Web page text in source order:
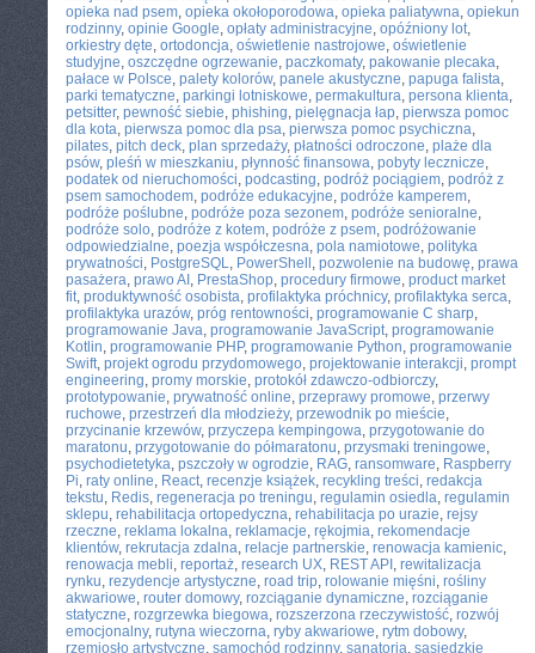
opieka nad psem, opieka okołoporodowa, opieka paliatywna, opiekun
rodzinny, opinie Google, opłaty administracyjne, opóźniony lot,
orkiestry dęte, ortodoncja, oświetlenie nastrojowe, oświetlenie
studyjne, oszczędne ogrzewanie, paczkomaty, pakowanie plecaka,
pałace w Polsce, palety kolorów, panele akustyczne, papuga falista,
parki tematyczne, parkingi lotniskowe, permakultura, persona klienta,
petsitter, pewność siebie, phishing, pielęgnacja łap, pierwsza pomoc
dla kota, pierwsza pomoc dla psa, pierwsza pomoc psychiczna,
pilates, pitch deck, plan sprzedaży, płatności odroczone, plaże dla
psów, pleśń w mieszkaniu, płynność finansowa, pobyty lecznicze,
podatek od nieruchomości, podcasting, podróż pociągiem, podróż z
psem samochodem, podróże edukacyjne, podróże kamperem,
podróże poślubne, podróże poza sezonem, podróże senioralne,
podróże solo, podróże z kotem, podróże z psem, podróżowanie
odpowiedzialne, poezja współczesna, pola namiotowe, polityka
prywatności, PostgreSQL, PowerShell , pozwolenie na budowę, prawa
pasażera, prawo AI , PrestaShop, procedury firmowe, product market
fit, produktywność osobista, profilaktyka próchnicy, profilaktyka serca,
profilaktyka urazów, próg rentowności, programowanie C sharp,
programowanie Java, programowanie JavaScript, programowanie
Kotlin, programowanie PHP, programowanie Python, programowanie
Swift, projekt ogrodu przydomowego, projektowanie interakcji, prompt
engineering, promy morskie, protokół zdawczo-odbiorczy,
prototypowanie, prywatność online, przeprawy promowe, przerwy
ruchowe, przestrzeń dla młodzieży, przewodnik po mieście,
przycinanie krzewów, przyczepa kempingowa, przygotowanie do
maratonu, przygotowanie do półmaratonu, przysmaki treningowe,
psychodietetyka, pszczoły w ogrodzie, RAG, ransomware, Raspberry
Pi, raty online, React, recenzje książek, recykling treści, redakcja
tekstu, Redis, regeneracja po treningu, regulamin osiedla, regulamin
sklepu, rehabilitacja ortopedyczna, rehabilitacja po urazie, rejsy
rzeczne, reklama lokalna, reklamacje, rękojmia, rekomendacje
klientów, rekrutacja zdalna, relacje partnerskie, renowacja kamienic,
renowacja mebli, reportaż, research UX, REST API , rewitalizacja
rynku, rezydencje artystyczne, road trip, rolowanie mięśni, rośliny
akwariowe, router domowy, rozciąganie dynamiczne, rozciąganie
statyczne, rozgrzewka biegowa, rozszerzona rzeczywistość, rozwój
emocjonalny, rutyna wieczorna, ryby akwariowe, rytm dobowy,
rzemiosło artystyczne, samochód rodzinny, sanatoria, sąsiedzkie